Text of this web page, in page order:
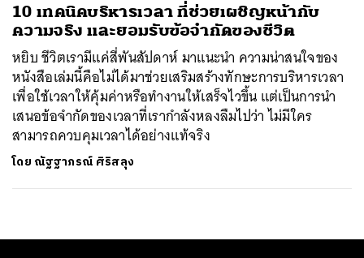
10 เทคนิคบริหารเวลา ที่ช่วยเผชิญหน้ากับ
ความจริง และยอมรับข้อจำกัดของชีวิต
หยิบ ชีวิตเรามีแค่สี่พันสัปดาห์ มาแนะนำ ความน่าสนใจของ
หนังสือเล่มนี้คือไม่ได้มาช่วยเสริมสร้างทักษะการบริหารเวลา
เพื่อใช้เวลาให้คุ้มค่าหรือทำงานให้เสร็จไวขึ้น แต่เป็นการนำ
เสนอข้อจำกัดของเวลาที่เรากำลังหลงลืมไปว่า ไม่มีใคร
สามารถควบคุมเวลาได้อย่างแท้จริง
โดย ณัฐฐาภรณ์ ศิริสลุง